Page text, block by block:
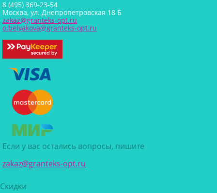
8 (495) 369-23-54
Москва, ул. Днепропетровская 18 Б
zakaz@granteks-opt.ru
o.belyakova@granteks-opt.ru
Если у вас остались вопросы, пишите
zakaz@granteks-opt.ru
Скидки